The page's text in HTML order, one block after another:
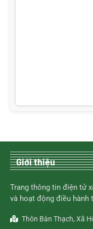
Giới thiệu
Trang thông tin điện tử
và hoạt động điều hành
Thôn Bàn Thạch, Xã